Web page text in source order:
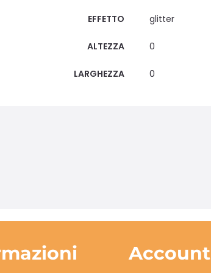
EFFETTO glitter
ALTEZZA 0
LARGHEZZA 0
Account